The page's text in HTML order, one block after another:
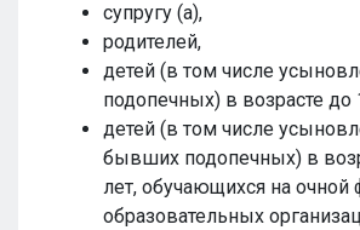
супругу (а),
родителей,
детей (в том числе
подопечных) в возрасте до
детей (в том числе
бывших подопечных) в
лет, обучающихся на
образовательных